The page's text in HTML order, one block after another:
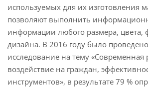
используемых для их изготовления
позволяют выполнить
информации любого размера,
дизайна. В 2016 году было
исследование на тему «Современная
воздействие на граждан,
инструментов», в результате 79 %